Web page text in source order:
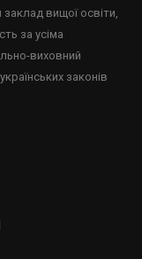
вищої освіти,
за усіма
виховний
законів